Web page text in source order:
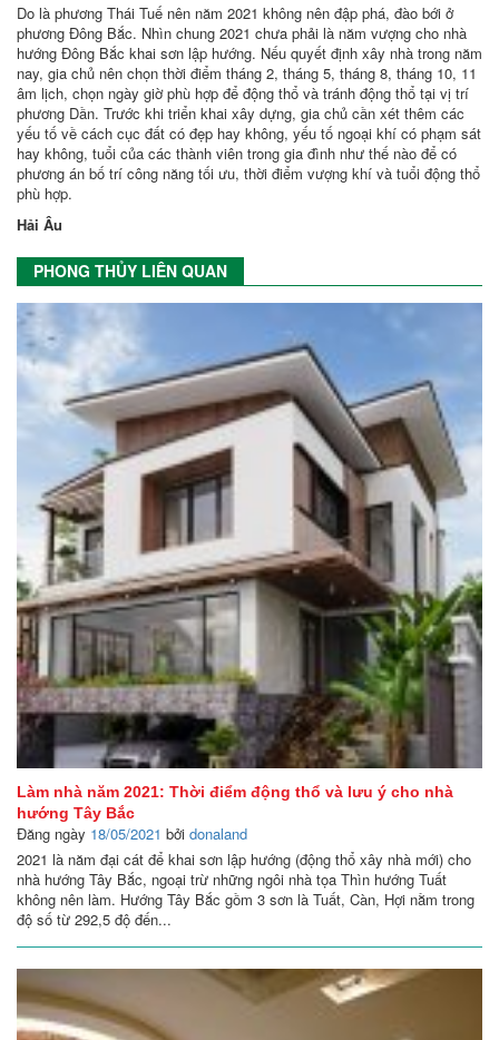
Do là phương Thái Tuế nên năm 2021 không nên đập phá, đào bới ở
phương Đông Bắc. Nhìn chung 2021 chưa phải là năm vượng cho nhà
hướng Đông Bắc khai sơn lập hướng. Nếu quyết định xây nhà trong năm
nay, gia chủ nên chọn thời điểm tháng 2, tháng 5, tháng 8, tháng 10, 11
âm lịch, chọn ngày giờ phù hợp để động thổ và tránh động thổ tại vị trí
phương Dần. Trước khi triển khai xây dựng, gia chủ cần xét thêm các
yếu tố về cách cục đất có đẹp hay không, yếu tố ngoại khí có phạm sát
hay không, tuổi của các thành viên trong gia đình như thế nào để có
phương án bố trí công năng tối ưu, thời điểm vượng khí và tuổi động thổ
phù hợp.
Hải Âu
PHONG THỦY LIÊN QUAN
Làm nhà năm 2021: Thời điểm động thổ và lưu ý cho nhà
hướng Tây Bắc
Đăng ngày 18/05/2021 bởi donaland
2021 là năm đại cát để khai sơn lập hướng (động thổ xây nhà mới) cho
nhà hướng Tây Bắc, ngoại trừ những ngôi nhà tọa Thìn hướng Tuất
không nên làm. Hướng Tây Bắc gồm 3 sơn là Tuất, Càn, Hợi nằm trong
độ số từ 292,5 độ đến...